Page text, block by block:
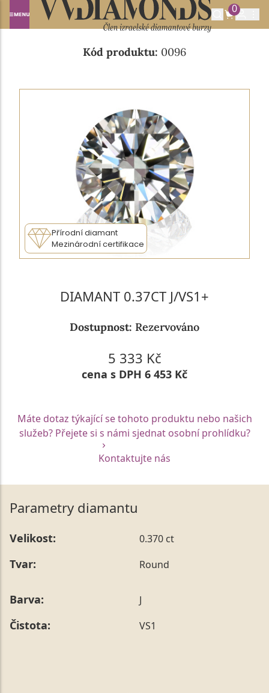
0
Domů NABÍDKA DIAMANTŮ 0.37CT J/VS1+
Kód produktu: 0096
Přírodní diamant
Mezinárodní certifikace
DIAMANT 0.37CT J/VS1+
Dostupnost: Rezervováno
5 333 Kč
cena s DPH 6 453 Kč
Máte dotaz týkající se tohoto produktu nebo našich
služeb? Přejete si s námi sjednat osobní prohlídku?
Kontaktujte nás
Parametry diamantu
Velikost: 0.370 ct
Tvar: Round
Barva: J
Čistota: VS1